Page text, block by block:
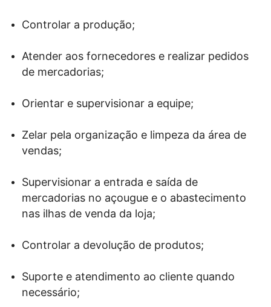
Controlar a produção;
Atender aos fornecedores e realizar pedidos
de mercadorias;
Orientar e supervisionar a equipe;
Zelar pela organização e limpeza da área de
vendas;
Supervisionar a entrada e saída de
mercadorias no açougue e o abastecimento
nas ilhas de venda da loja;
Controlar a devolução de produtos;
Suporte e atendimento ao cliente quando
necessário;